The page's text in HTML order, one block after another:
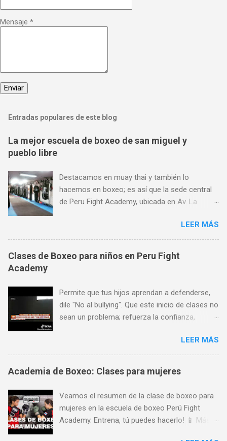
Mensaje *
Entradas populares de este blog
La mejor escuela de boxeo de san miguel y
pueblo libre
Destacamos en muay thai y también lo
hacemos en boxeo; es así que la sede central
de Peru Fight Academy, ubicada en Av. La
lugar para aprender boxeo de San Miguel,
Pueblo Libre y Jesús María; y todo ello gracias
a su preferencia. Encuéntranos en Av. La
Marina 1368 (a pocas cuadras de Plaza San
a Viernes de 7 am a 11 pm, Sábados de 9 am a
8 pm y Domingos de 9 am a 1 pm. Más
informes: 944 672 901,
LEER MÁS
Clases de Boxeo para niños en Peru Fight
Academy
Permite que tus hijos aprendan a defenderse,
dile "No al bullying". Que este inicio de clases no
sean un problema; refuerza la confianza,
las artes marciales y deportes de contacto!
Encuéntranos en Av. La Marina 1368 (a pocas
cuadras de Plaza San Miguel). Aceptamos
todas las tarjetas de crédito. Horario de
Sábados de 9 am a 8 pm y Domingos de 9 am
a 1 pm. Más informes: 944 672 901,
PeruFightAcademy@gmail.com,
www.PeruFightAcademy.com 📱 Más informes
LEER MÁS
Academia de Boxeo: Clases para mujeres
Veamos el resumen de la clase de boxeo para
mujeres en la escuela de boxeo Perú Fight
Academy. Entrena, tú puedes hacerlo! 📱 Más